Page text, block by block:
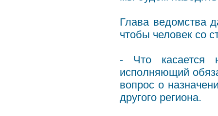
Глава ведомства
чтобы человек со
- Что касается
исполняющий
вопрос о
другого региона.